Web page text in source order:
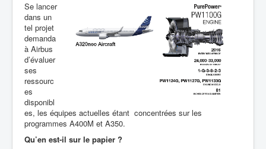
Se lancer
dans un
tel projet
demanda
à Airbus
d’évaluer
ses
ressourc
es
disponibl
es, les équipes actuelles étant concentrées sur les
programmes A400M et A350.
Qu’en est-il sur le papier ?